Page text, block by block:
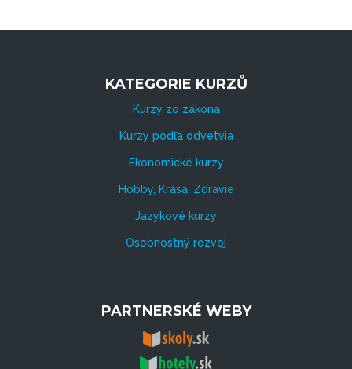
KATEGORIE KURZŮ
Kurzy zo zákona
Kurzy podľa odvetvia
Ekonomické kurzy
Hobby, Krása, Zdravie
Jazykové kurzy
Osobnostný rozvoj
PARTNERSKÉ WEBY